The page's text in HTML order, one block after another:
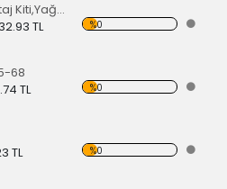
Yağ Filtre Montaj Kiti,Yağ Filtresi Dahil
TL %0
68
TL %0
TL %0